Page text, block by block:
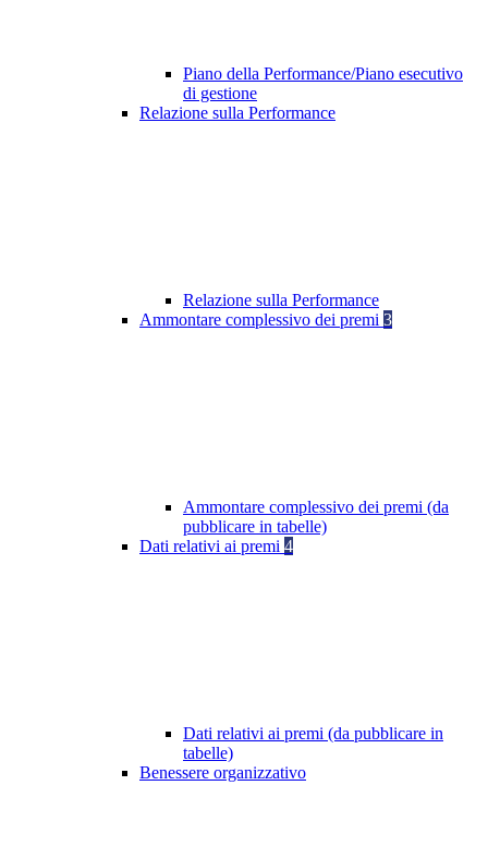
Piano della Performance/Piano esecutivo
di gestione
Relazione sulla Performance
Relazione sulla Performance
Ammontare complessivo dei premi 3
Ammontare complessivo dei premi (da
pubblicare in tabelle)
Dati relativi ai premi 4
Dati relativi ai premi (da pubblicare in
tabelle)
Benessere organizzativo